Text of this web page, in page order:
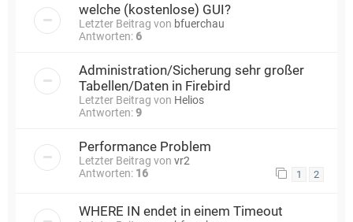
welche (kostenlose) GUI?
Letzter Beitrag von bfuerchau
Antworten: 6
Administration/Sicherung sehr großer
Tabellen/Daten in Firebird
Letzter Beitrag von Helios
Antworten:9
Performance Problem
Letzter Beitrag von vr2
Antworten: 16 1 2
WHERE IN endet in einem Timeout